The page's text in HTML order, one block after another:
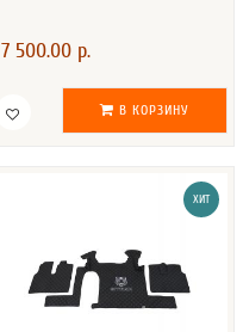
7 500.00 р.
В КОРЗИНУ
ХИТ